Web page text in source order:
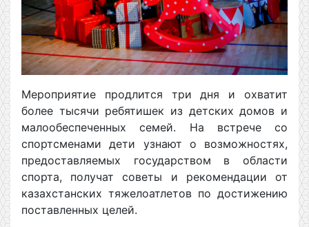
Мероприятие продлится три дня и охватит
более тысячи ребятишек из детских домов и
малообеспеченных семей. На встрече со
спортсменами дети узнают о возможностях,
предоставляемых государством в области
спорта, получат советы и рекомендации от
казахстанских тяжелоатлетов по достижению
поставленных целей.